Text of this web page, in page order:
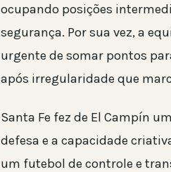
ocupando posições
segurança. Por sua vez, a
urgente de somar pontos
após irregularidade que
Santa Fe fez de El Campín
defesa e a capacidade
um futebol de controle e